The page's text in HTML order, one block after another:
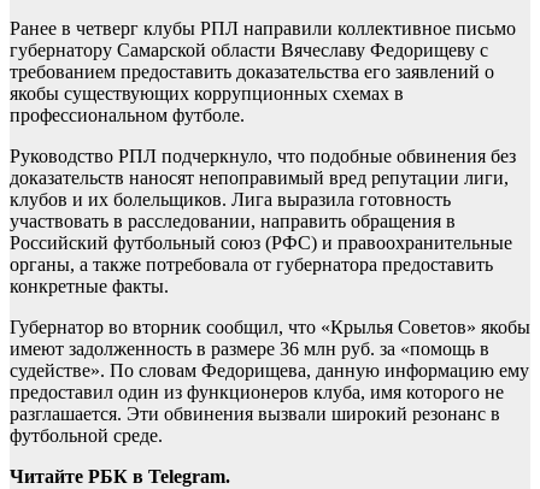
Ранее в четверг клубы РПЛ направили коллективное письмо
губернатору Самарской области Вячеславу Федорищеву с
требованием предоставить доказательства его заявлений о
якобы существующих коррупционных схемах в
профессиональном футболе.
Руководство РПЛ подчеркнуло, что подобные обвинения без
доказательств наносят непоправимый вред репутации лиги,
клубов и их болельщиков. Лига выразила готовность
участвовать в расследовании, направить обращения в
Российский футбольный союз (РФС) и правоохранительные
органы, а также потребовала от губернатора предоставить
конкретные факты.
Губернатор во вторник сообщил, что «Крылья Советов» якобы
имеют задолженность в размере 36 млн руб. за «помощь в
судействе». По словам Федорищева, данную информацию ему
предоставил один из функционеров клуба, имя которого не
разглашается. Эти обвинения вызвали широкий резонанс в
футбольной среде.
Читайте РБК в Telegram.